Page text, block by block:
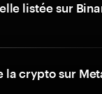
listée sur
la crypto sur